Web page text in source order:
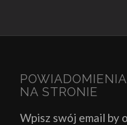
NA STRONIE
Wpisz swój email by